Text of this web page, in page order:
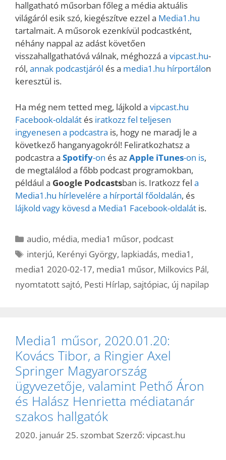
hallgatható műsorban főleg a média aktuális
világáról esik szó, kiegészítve ezzel a Media1.hu
tartalmait. A műsorok ezenkívül podcastként,
néhány nappal az adást követően
visszahallgathatóvá válnak, méghozzá a vipcast.hu-
ról, annak podcastjáról és a media1.hu hírportálon
keresztül is.
Ha még nem tetted meg, lájkold a vipcast.hu
Facebook-oldalát és iratkozz fel teljesen
ingyenesen a podcastra is, hogy ne maradj le a
következő hanganyagokról! Feliratkozhatsz a
podcastra a Spotify-on és azApple iTunes-on is,
de megtalálod a főbb podcast programokban,
például a Google Podcastsban is. Iratkozz fel a
Media1.hu hírlevelére a hírportál főoldalán, és
lájkold vagy kövesd a Media1 Facebook-oldalát is.
Kategória
audio, média, media1 műsor, podcast
Címkék
interjú, Kerényi György, lapkiadás, media1 ,
media1 2020-02-17, media1 műsor, Milkovics Pál,
nyomtatott sajtó, Pesti Hírlap, sajtópiac, új napilap
Media1 műsor, 2020.01.20:
Kovács Tibor, a Ringier Axel
Springer Magyarország
ügyvezetője, valamint Pethő Áron
és Halász Henrietta médiatanár
szakos hallgatók
2020. január 25. szombat Szerző: vipcast.hu